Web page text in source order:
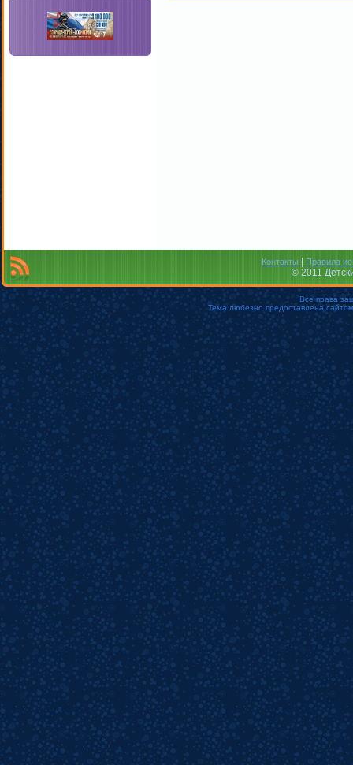
Контакты| Правила
© 2011
Все права
Тема любезно предоставлена